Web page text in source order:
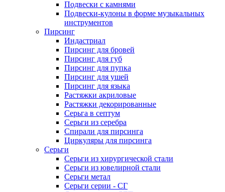
Подвески с камнями
Подвески-кулоны в форме музыкальных
инструментов
Пирсинг
Индастриал
Пирсинг для бровей
Пирсинг для губ
Пирсинг для пупка
Пирсинг для ушей
Пирсинг для языка
Растяжки акриловые
Растяжки декорированные
Серьга в септум
Серьги из серебра
Спирали для пирсинга
Циркуляры для пирсинга
Серьги
Серьги из хирургической стали
Серьги из ювелирной стали
Серьги метал
Серьги серии - СГ